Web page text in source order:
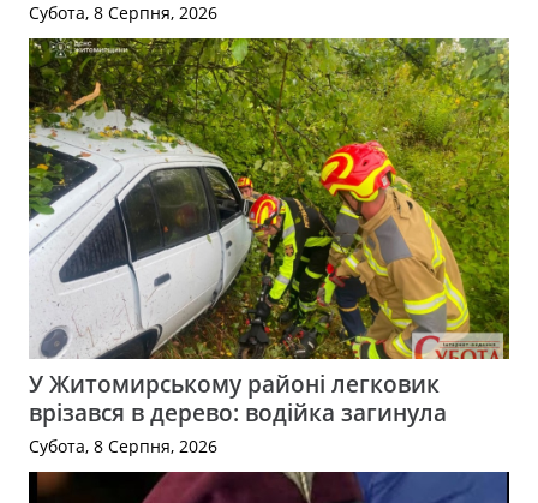
Субота, 8 Серпня, 2026
У Житомирському районі легковик
врізався в дерево: водійка загинула
Субота, 8 Серпня, 2026